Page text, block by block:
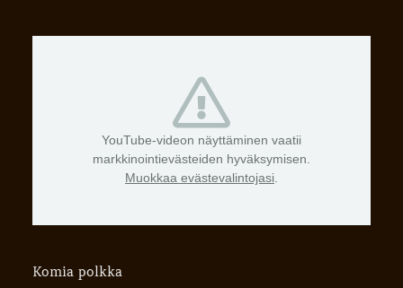
YouTube-videon näyttäminen vaatii
markkinointievästeiden hyväksymisen.
Muokkaa evästevalintojasi
Komia polkka